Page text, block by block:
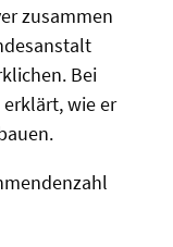
zusammen
Bei
wie er